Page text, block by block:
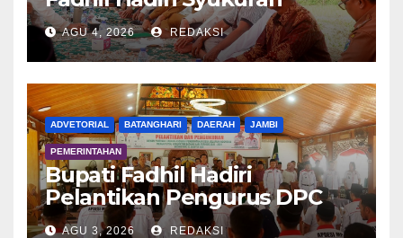
Tanam Padi di Terusan
AGU 4, 2026 REDAKSI
ADVETORIAL BATANGHARI DAERAH JAMBI
PEMERINTAHAN
Bupati Fadhil Hadiri
Pelantikan Pengurus DPC
APDESI MP
AGU 3, 2026 REDAKSI